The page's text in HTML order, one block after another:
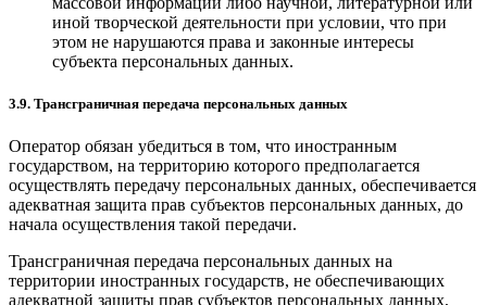
иной творческой деятельности при условии, что при
этом не нарушаются права и законные интересы
субъекта персональных данных.
3.9. Трансграничная передача персональных данных
Оператор обязан убедиться в том, что иностранным
государством, на территорию которого предполагается
осуществлять передачу персональных данных, обеспечивается
адекватная защита прав субъектов персональных данных, до
начала осуществления такой передачи.
Трансграничная передача персональных данных на
территории иностранных государств, не обеспечивающих
адекватной защиты прав субъектов персональных данных,